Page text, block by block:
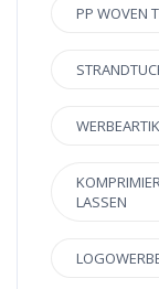
PP WOVEN
LASSEN